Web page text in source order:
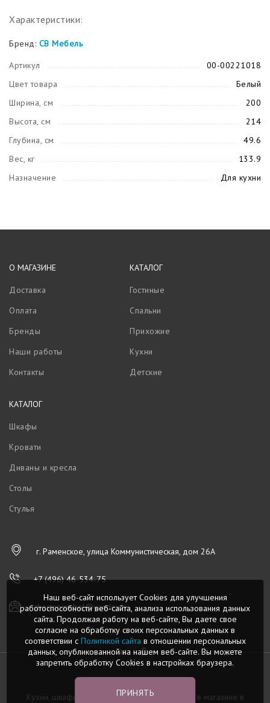
Характеристики:
Бренд: СВ Мебель
Артикул
00-00221018
Цвет товара
Белый
Ширина, см
200
Высота, см
214
Глубина, см
49.6
Вес, кг
133.9
Назначение
Для кухни
О МАГАЗИНЕ
Доставка
Оплата
Бренды
Наши работы
Контакты
КАТАЛОГ
Гостиные
Спальни
Прихожие
Кухни
Детские
КАТАЛОГ
Шкафы
Кровати
Диваны и кресла
Столы
Стулья
г. Раменское, улица Коммунистическая, дом 26А
+7 (496) 46-534-75
chestnomebel@yandex.ru
Кухни, шкафы-купе, диваны и другая мебель в магазине в
Наш веб-сайт использует Cookies для улучшения
работоспособности веб-сайта, анализа использования данных
сайта. Продолжая работу на веб-сайте, Вы даете свое
согласие на обработку своих персональных данных в
соответствии с Политикой сайта в отношении персональных
данных, опубликованной на нашем веб-сайте. Вы можете
запретить обработку Cookies в настройках браузера.
ПРИНЯТЬ